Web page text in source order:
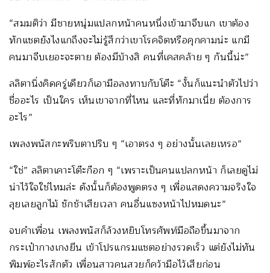
“สมมติว่า มีชายหนุ่มแปลกหน้าคนหนึ่งเข้ามาจีบแก เขาต้อง
ทักแชตยังไงแกถึงจะไม่รู้สึกว่าเขาโรคจิตหรือคุกคามน่ะ แกมี
คนมาจีบเยอะจะตาย ต้องมีบ้างสิ คนที่เคสคล้าย ๆ กันนี้น่ะ”
ลลิตานิ่งคิดครู่เดียวก็เอามือลงทาบกับโต๊ะ “งั้นก็แนะนำตัวไปว่า
ชื่ออะไร เป็นใคร เห็นเขาจากที่ไหน และที่ทักมาเนี่ย ต้องการ
อะไร”
เพลงพนัสกะพริบตาปริบ ๆ “เอาตรง ๆ อย่างนั้นเลยเหรอ”
“ใช่” ลลิตาเคาะโต๊ะก๊อก ๆ “เพราะเป็นคนแปลกหน้า ก็เลยดูไม่
น่าไว้ใจใช่ไหมล่ะ ดังนั้นก็ต้องพูดตรง ๆ เพื่อแสดงความจริงใจ
ลุยเลยลูกไม้ ชักช้าเสียเวลา คนอื่นแซงหน้าไปหมดนะ”
จบคำเพื่อน เพลงพนัสก็ล้วงหยิบโทรศัพท์มือถือขึ้นมาจาก
กระเป๋ากางเกงยีน เข้าโปรแกรมแชตอย่างรวดเร็ว แต่ยังไม่ทัน
พิมพ์อะไรสักตัว เพื่อนสาวคนสวยก็คว้ามือไว้เสียก่อน